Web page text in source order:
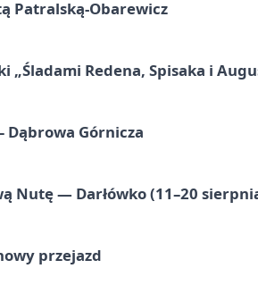
Patralską-Obarewicz
„Śladami Redena, Spisaka i
Dąbrowa Górnicza
Nutę — Darłówko (11–20
przejazd